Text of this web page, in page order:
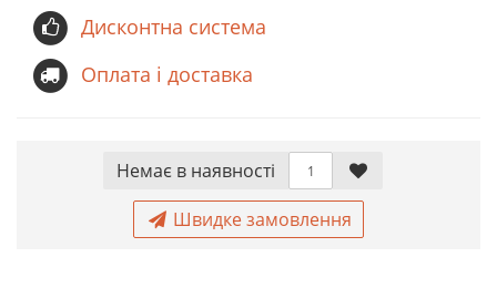
Дисконтна система
Оплата і доставка
Немає в наявностi
Швидке замовлення